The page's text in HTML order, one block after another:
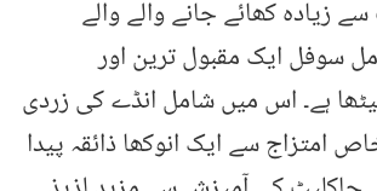
زیادہ کھائے جانے والے والے
سوفل ایک مقبول ترین اور
ہے۔ اس میں شامل انڈے کی زردی
امتزاج سے ایک انوکھا ذائقہ پیدا